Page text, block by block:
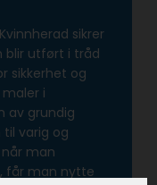
sikrer
blir utført i tråd
sikkerhet og
i
av grundig
varig og
man
får man nytte